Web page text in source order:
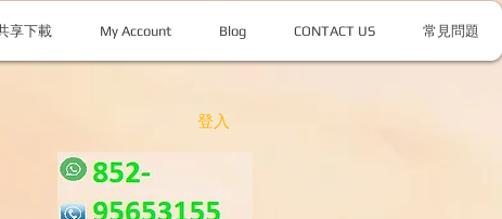
享下載 My Account Blog CONTACT US 常見問題
登入